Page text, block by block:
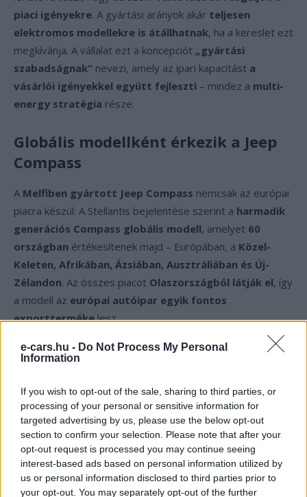
e-cars.hu - Do Not Process My Personal
Information
If you wish to opt-out of the sale, sharing to third parties, or
processing of your personal or sensitive information for
targeted advertising by us, please use the below opt-out
section to confirm your selection. Please note that after your
opt-out request is processed you may continue seeing
interest-based ads based on personal information utilized by
us or personal information disclosed to third parties prior to
your opt-out. You may separately opt-out of the further
piaci igényekre. A gyártási arányok akár teljesen
elektromos modellekre is átállhatnak, ha a kereslet ezt
megkívánja. A vállalat ezt a koncepciót „gyártási
szabadságnak” nevezi, amely az ipari kapacitást a
vásárlói igényekkel együtt fejleszti – mindez a multi-
energy stratégia része.
Globális modellként érkezik a Jeep
Compass
A Melfiben gyártott Jeep Compass nemcsak az európai
piacra készül. A Stellantis bejelentése szerint a harmadik
generációs Compass globális modell, amelyet 60
országban értékesítenek majd – Európában, a Közel-
Keleten, Afrikában, Ázsiában, Ausztráliában és Új-
Zélandon. Az összes piacot Olaszországból látják el, így
a modell az európai autóipar egyik fontos
exporttermékelesz.
A vállalat szerint „az új Compass gyártásának elindítása új
Olaszországban tervezett, fejlesztett és gyártott jármű,
amely a C-SUV kategóriában világszinten új mércét állít fel,
páratlan sokoldalúságot, képességeket és innovációt
kínálva az ügyfeleknek.”
Kövesd az e-cars.hu-t a Facebookon is, további